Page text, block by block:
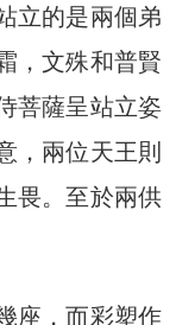
立的是兩個弟
，文殊和普賢
菩薩呈站立姿
，兩位天王則
畏。至於兩供
座，而彩塑作